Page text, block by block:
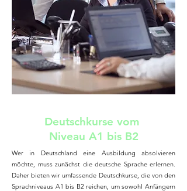
Deutschkurse vom
Niveau A1 bis B2
Wer in Deutschland eine Ausbildung absolvieren
möchte, muss zunächst die deutsche Sprache erlernen.
Daher bieten wir umfassende Deutschkurse, die von den
Sprachniveaus A1 bis B2 reichen, um sowohl Anfängern